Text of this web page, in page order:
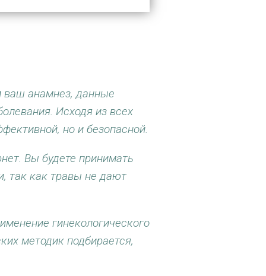
ваш анамнез, данные
Исходя из всех
но и безопасной.
Вы будете принимать
так как травы не дают
гинекологического
методик подбирается,